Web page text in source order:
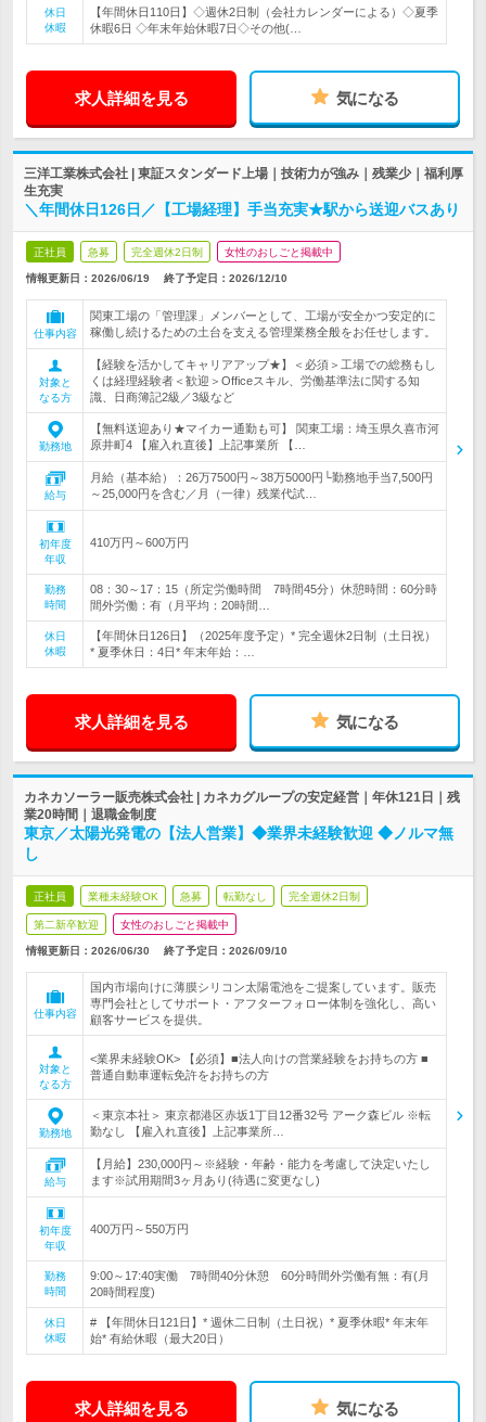
休日
休暇
【年間休日110日】◇週休2日制（会社カレンダーによる）◇夏季
休暇6日 ◇年末年始休暇7日◇その他(…
求人詳細を見る 気になる
三洋工業株式会社 | 東証スタンダード上場｜技術力が強み｜残業少｜福利厚
生充実
＼年間休日126日／【工場経理】手当充実★駅から送迎バスあり
正社員 急募 完全週休2日制 女性のおしごと掲載中
情報更新日：2026/06/19 終了予定日： 2026/12/10
仕事内容
関東工場の「管理課」メンバーとして、工場が安全かつ安定的に
稼働し続けるための土台を支える管理業務全般をお任せします。
対象と
なる方
【経験を活かしてキャリアアップ★】＜必須＞工場での総務もし
くは経理経験者＜歓迎＞Officeスキル、労働基準法に関する知
識、日商簿記2級／3級など
勤務地
【無料送迎あり★マイカー通勤も可】 関東工場：埼玉県久喜市河
原井町4 【雇入れ直後】上記事業所 【…
給与
月給（基本給）：26万7500円～38万5000円└勤務地手当7,500円
～25,000円を含む／月（一律）残業代試…
初年度
年収
410万円～600万円
勤務
時間
08：30～17：15（所定労働時間 7時間45分）休憩時間：60分時
間外労働：有（月平均：20時間…
休日
休暇
【年間休日126日】（2025年度予定）* 完全週休2日制（土日祝）
* 夏季休日：4日* 年末年始：…
求人詳細を見る 気になる
カネカソーラー販売株式会社 | カネカグループの安定経営｜年休121日｜残
業20時間｜退職金制度
東京／太陽光発電の【法人営業】◆業界未経験歓迎 ◆ノルマ無
し
正社員 業種未経験OK 急募 転勤なし 完全週休2日制
第二新卒歓迎 女性のおしごと掲載中
情報更新日：2026/06/30 終了予定日： 2026/09/10
仕事内容
国内市場向けに薄膜シリコン太陽電池をご提案しています。販売
専門会社としてサポート・アフターフォロー体制を強化し、高い
顧客サービスを提供。
対象と
なる方
<業界未経験OK> 【必須】■法人向けの営業経験をお持ちの方 ■
普通自動車運転免許をお持ちの方
勤務地
＜東京本社＞ 東京都港区赤坂1丁目12番32号 アーク森ビル ※転
勤なし 【雇入れ直後】上記事業所…
給与
【月給】230,000円～※経験・年齢・能力を考慮して決定いたし
ます※試用期間3ヶ月あり(待遇に変更なし)
初年度
年収
400万円～550万円
勤務
時間
9:00～17:40実働 7時間40分休憩 60分時間外労働有無：有(月
20時間程度)
休日
休暇
# 【年間休日121日】* 週休二日制（土日祝）* 夏季休暇* 年末年
始* 有給休暇（最大20日）
求人詳細を見る 気になる